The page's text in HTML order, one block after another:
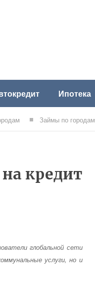
Ипотека
Займы по городам
кредит
глобальной сети
услуги, но и